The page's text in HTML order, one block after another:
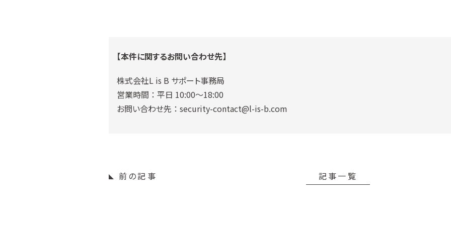
【本件に関するお問い合わせ先】
株式会社L is B サポート事務局
営業時間 ： 平日 10:00〜18:00
お問い合わせ先 ： security-contact@l-is-b.com
前の記事 記事一覧